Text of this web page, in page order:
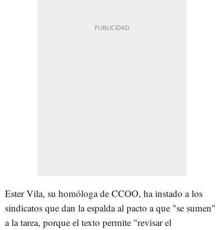
Ester Vila, su homóloga de CCOO, ha instado a los
sindicatos que dan la espalda al pacto a que "se sumen"
a la tarea, porque el texto permite "revisar el